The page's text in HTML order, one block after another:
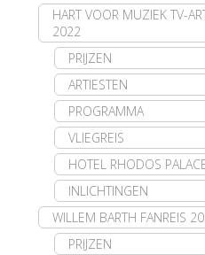
HART VOOR MUZIEK TV-
2022
PRIJZEN
ARTIESTEN
PROGRAMMA
VLIEGREIS
HOTEL RHODOS
INLICHTINGEN
WILLEM BARTH FANREIS
PRIJZEN